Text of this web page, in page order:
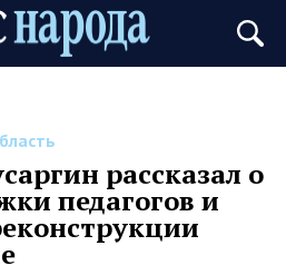
рассказал о
педагогов и